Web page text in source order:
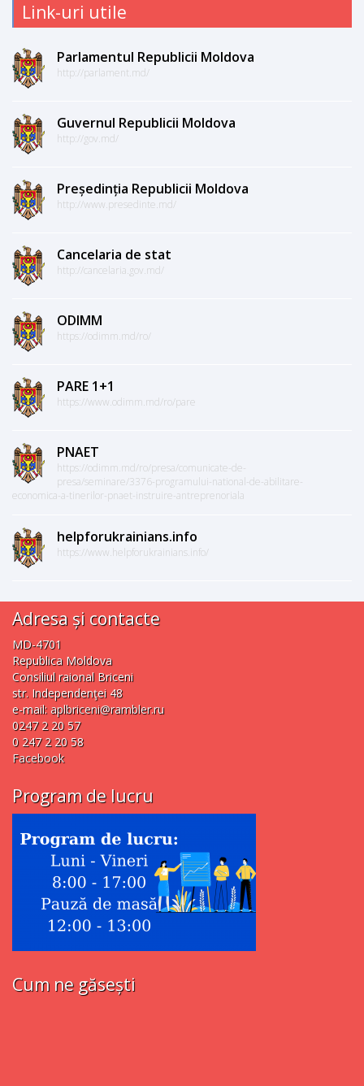
Link-uri utile
Parlamentul Republicii Moldova
http://parlament.md/
Guvernul Republicii Moldova
http://gov.md/
Președinția Republicii Moldova
http://www.presedinte.md/
Cancelaria de stat
http://cancelaria.gov.md/
ODIMM
https://odimm.md/ro/
PARE 1+1
https://www.odimm.md/ro/pare
PNAET
https://odimm.md/ro/presa/comunicate-de-
presa/seminare/3376-programului-national-de-abilitare-
economica-a-tinerilor-pnaet-instruire-antreprenoriala
helpforukrainians.info
https://www.helpforukrainians.info/
Adresa și contacte
MD-4701
Republica Moldova
Consiliul raional Briceni
str. Independenţei 48
e-mail: aplbriceni@rambler.ru
0247 2 20 57
0 247 2 20 58
Facebook
Program de lucru
Cum ne găsești